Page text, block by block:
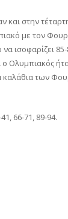
και στην
με τον
ισοφαρίζει
Ολυμπιακός
των
66-71, 89-94.